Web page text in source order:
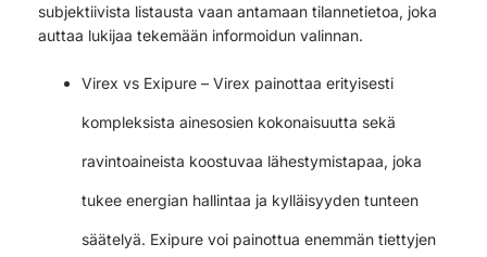
subjektiivista listausta vaan antamaan tilannetietoa, joka
auttaa lukijaa tekemään informoidun valinnan.
Virex vs Exipure – Virex painottaa erityisesti
kompleksista ainesosien kokonaisuutta sekä
ravintoaineista koostuvaa lähestymistapaa, joka
tukee energian hallintaa ja kylläisyyden tunteen
säätelyä. Exipure voi painottua enemmän tiettyjen